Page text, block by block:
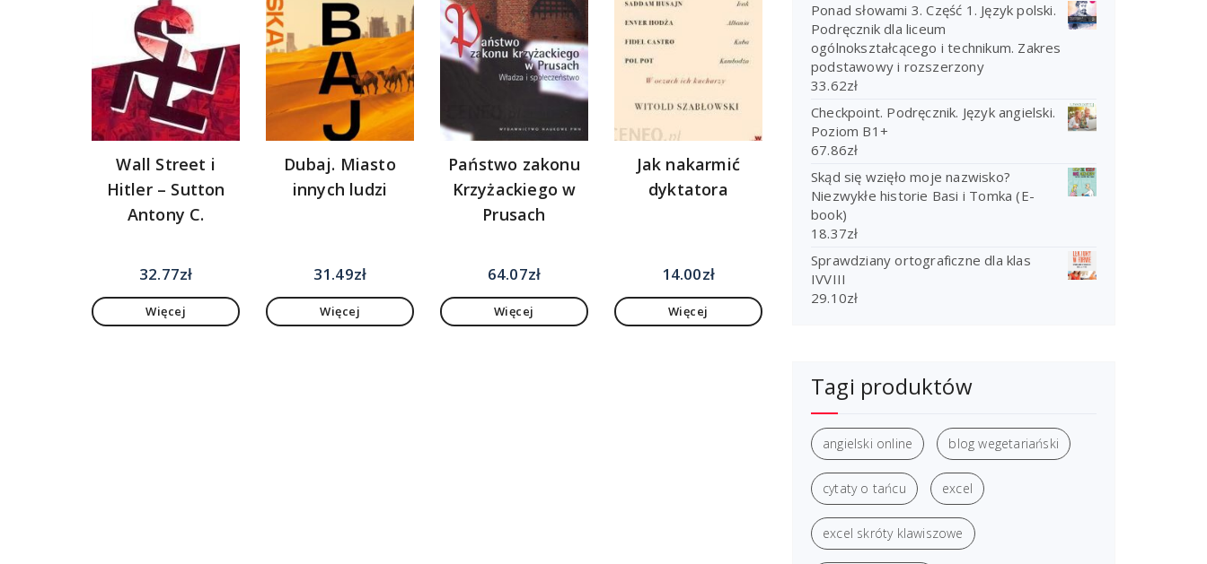
Wall Street i
Hitler – Sutton
Antony C.
32.77zł
Więcej
Dubaj. Miasto
innych ludzi
31.49zł
Więcej
Państwo zakonu
Krzyżackiego w
Prusach
64.07zł
Więcej
Jak nakarmić
dyktatora
14.00zł
Więcej
Ponad słowami 3. Część 1. Język polski.
Podręcznik dla liceum
ogólnokształcącego i technikum. Zakres
podstawowy i rozszerzony
33.62zł
Checkpoint. Podręcznik. Język angielski.
Poziom B1+
67.86zł
Skąd się wzięło moje nazwisko?
Niezwykłe historie Basi i Tomka (E-
book)
18.37zł
Sprawdziany ortograficzne dla klas
IVVIII
29.10zł
Tagi produktów
angielski online blog wegetariański
cytaty o tańcu excel
excel skróty klawiszowe